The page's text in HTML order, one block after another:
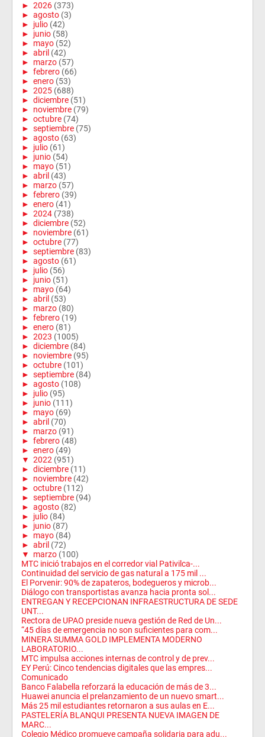
► 2026 (373)
► agosto (3)
► julio (42)
► junio (58)
► mayo (52)
► abril (42)
► marzo (57)
► febrero (66)
► enero (53)
► 2025 (688)
► diciembre (51)
► noviembre (79)
► octubre (74)
► septiembre (75)
► agosto (63)
► julio (61)
► junio (54)
► mayo (51)
► abril (43)
► marzo (57)
► febrero (39)
► enero (41)
► 2024 (738)
► diciembre (52)
► noviembre (61)
► octubre (77)
► septiembre (83)
► agosto (61)
► julio (56)
► junio (51)
► mayo (64)
► abril (53)
► marzo (80)
► febrero (19)
► enero (81)
► 2023 (1005)
► diciembre (84)
► noviembre (95)
► octubre (101)
► septiembre (84)
► agosto (108)
► julio (95)
► junio (111)
► mayo (69)
► abril (70)
► marzo (91)
► febrero (48)
► enero (49)
▼ 2022 (951)
► diciembre (11)
► noviembre (42)
► octubre (112)
► septiembre (94)
► agosto (82)
► julio (84)
► junio (87)
► mayo (84)
► abril (72)
▼
marzo (100)
MTC inició trabajos en el corredor vial Pativilca-...
Continuidad del servicio de gas natural a 175 mil ...
El Porvenir: 90% de zapateros, bodegueros y microb...
Diálogo con transportistas avanza hacia pronta sol...
ENTREGAN Y RECEPCIONAN INFRAESTRUCTURA DE SEDE
UNT...
Rectora de UPAO preside nueva gestión de Red de Un...
“45 días de emergencia no son suficientes para com...
MINERA SUMMA GOLD IMPLEMENTA MODERNO
LABORATORIO...
MTC impulsa acciones internas de control y de prev...
EY Perú: Cinco tendencias digitales que las empres...
Comunicado
Banco Falabella reforzará la educación de más de 3...
Huawei anuncia el prelanzamiento de un nuevo smart...
Más 25 mil estudiantes retornaron a sus aulas en E...
PASTELERÍA BLANQUI PRESENTA NUEVA IMAGEN DE
MARC...
Colegio Médico promueve campaña solidaria para adu...